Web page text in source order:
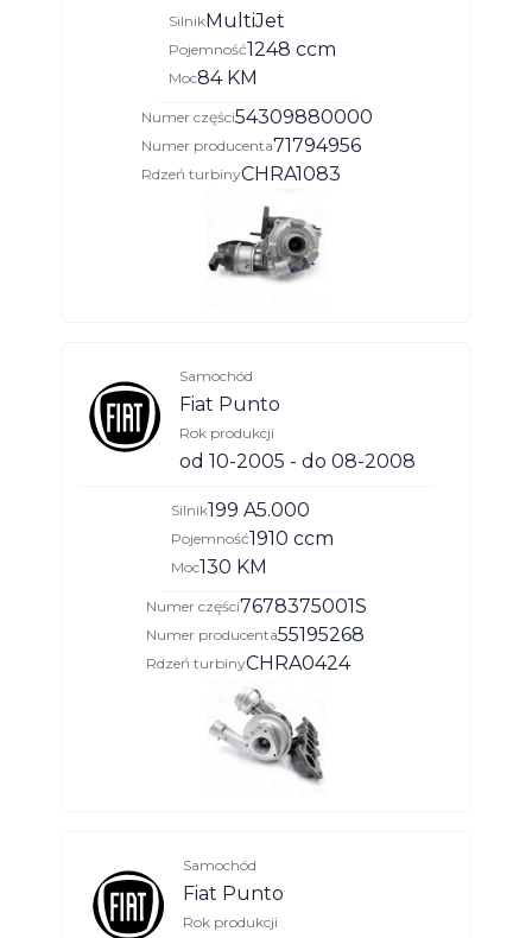
SilnikMultiJet
Pojemność1248 ccm
Moc84 KM
Numer części54309880000
Numer producenta71794956
Rdzeń turbinyCHRA1083
Samochód
Fiat Punto
Rok produkcji
od 10-2005 - do 08-2008
Silnik199 A5.000
Pojemność1910 ccm
Moc130 KM
Numer części7678375001S
Numer producenta55195268
Rdzeń turbinyCHRA0424
Samochód
Fiat Punto
Rok produkcji